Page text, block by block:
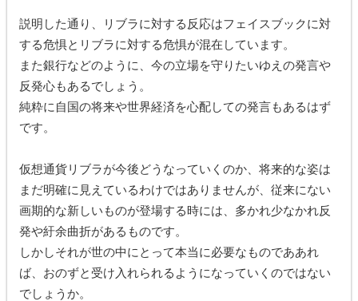
説明した通り、リブラに対する反応はフェイスブックに対
する危惧とリブラに対する危惧が混在しています。
また銀行などのように、今の立場を守りたいゆえの発言や
反発心もあるでしょう。
純粋に自国の将来や世界経済を心配しての発言もあるはず
です。
仮想通貨リブラが今後どうなっていくのか、将来的な姿は
まだ明確に見えているわけではありませんが、従来にない
画期的な新しいものが登場する時には、多かれ少なかれ反
発や紆余曲折があるものです。
しかしそれが世の中にとって本当に必要なものでああれ
ば、おのずと受け入れられるようになっていくのではない
でしょうか。